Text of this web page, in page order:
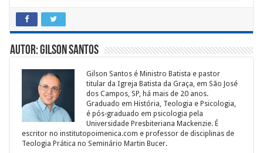
Autor: Gilson Santos
Gilson Santos é Ministro Batista e pastor
titular da Igreja Batista da Graça, em São José
dos Campos, SP, há mais de 20 anos.
Graduado em História, Teologia e Psicologia,
é pós-graduado em psicologia pela
Universidade Presbiteriana Mackenzie. É
escritor no institutopoimenica.com e professor de disciplinas de
Teologia Prática no Seminário Martin Bucer.